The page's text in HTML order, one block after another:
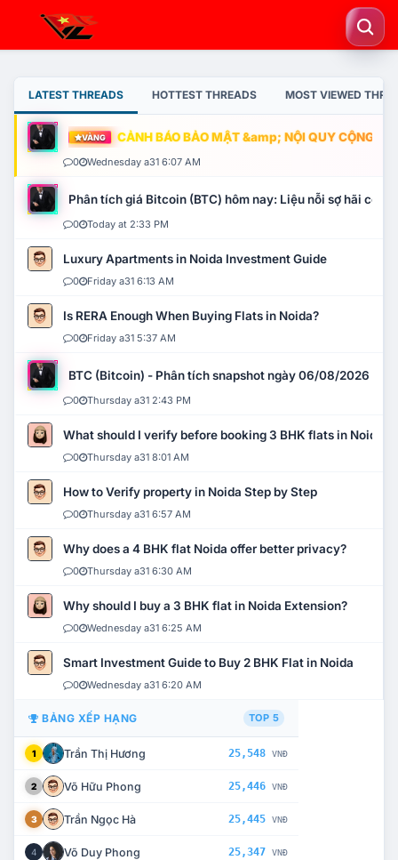
LATEST THREADS HOTTEST THREADS MOST VIEWED
VÀNG CẢNH BÁO BẢO MẬT &amp; NỘI QUY CỘNG
0 Wednesday a31 6:07 AM
Phân tích giá Bitcoin (BTC) hôm nay: Liệu nỗi sợ hãi có
0 Today at 2:33 PM
Luxury Apartments in Noida Investment Guide
0 Friday a31 6:13 AM
Is RERA Enough When Buying Flats in Noida?
0 Friday a31 5:37 AM
BTC (Bitcoin) - Phân tích snapshot ngày 06/08/2026
0 Thursday a31 2:43 PM
What should I verify before booking 3 BHK flats in Noida?
0 Thursday a31 8:01 AM
How to Verify property in Noida Step by Step
0 Thursday a31 6:57 AM
Why does a 4 BHK flat Noida offer better privacy?
0 Thursday a31 6:30 AM
Why should I buy a 3 BHK flat in Noida Extension?
0 Wednesday a31 6:25 AM
Smart Investment Guide to Buy 2 BHK Flat in Noida
0 Wednesday a31 6:20 AM
BẢNG XẾP HẠNG TOP 5
1 Trần Thị Hương 25,548 VNĐ
2 Võ Hữu Phong 25,446 VNĐ
3 Trần Ngọc Hà 25,445 VNĐ
4 Võ Duy Phong 25,347 VNĐ